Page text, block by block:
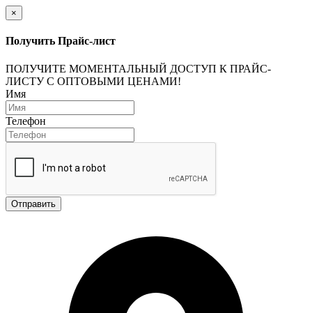
×
Получить Прайс-лист
ПОЛУЧИТЕ МОМЕНТАЛЬНЫЙ ДОСТУП К ПРАЙС-
ЛИСТУ С ОПТОВЫМИ ЦЕНАМИ!
Имя
Телефон
Отправить